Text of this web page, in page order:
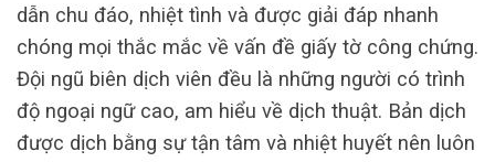
dẫn chu đáo, nhiệt tình và được giải đáp nhanh
chóng mọi thắc mắc về vấn đề giấy tờ công chứng.
Đội ngũ biên dịch viên đều là những người có trình
độ ngoại ngữ cao, am hiểu về dịch thuật. Bản dịch
được dịch bằng sự tận tâm và nhiệt huyết nên luôn